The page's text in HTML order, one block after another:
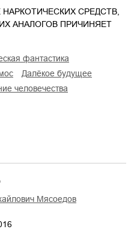
СРЕДСТВ,
АНАЛОГОВ ПРИЧИНЯЕТ
фантастика
далёкое будущее
человечества
Мясоедов